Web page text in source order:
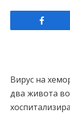
Вирус на
два живота